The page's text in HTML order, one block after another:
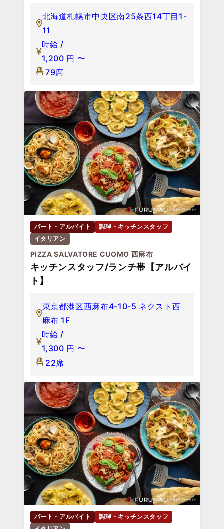
北海道札幌市中央区南25条西14丁目1-
11
時給 /
1,200 円 〜
79席
パート・アルバイト
調理・キッチンスタッフ
イタリアン
PIZZA SALVATORE CUOMO 西麻布
キッチンスタッフ/ランチ帯【アルバイ
ト】
東京都港区西麻布4-10-5 ネクスト西
麻布 1F
時給 /
1,300 円 〜
22席
パート・アルバイト
調理・キッチンスタッフ